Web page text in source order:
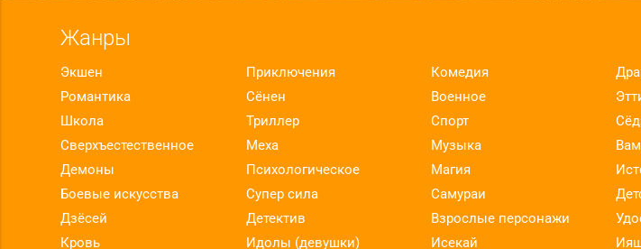
Жанры
Экшен Приключения Комедия
Романтика
Сёнен Военное
Школа
Триллер Спорт
Сверхъестественное
Меха Музыка
Демоны
Психологическое Магия
Боевые искусства
Супер сила Самураи
Дзёсей
Детектив Взрослые персонажи
Кровь
Идолы (девушки) Исекай